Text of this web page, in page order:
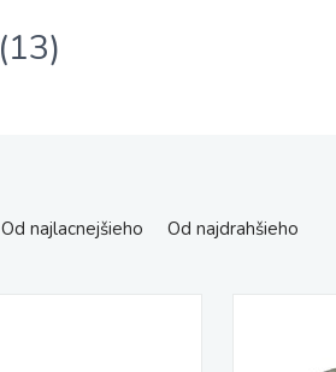
(13)
Od najlacnejšieho Od najdrahšieho